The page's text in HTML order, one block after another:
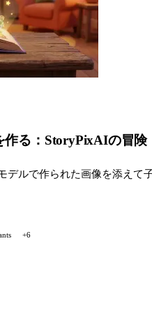
る：StoryPixAIの冒険
デルで作られた画像を添え
+6